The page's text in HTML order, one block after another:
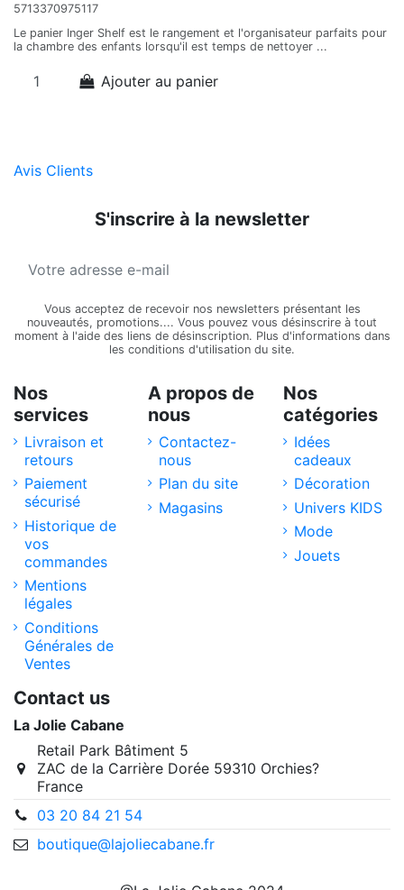
5713370975117
Le panier Inger Shelf est le rangement et l'organisateur parfaits pour
la chambre des enfants lorsqu'il est temps de nettoyer ...
Ajouter au panier
Avis Clients
S'inscrire à la newsletter
Vous acceptez de recevoir nos newsletters présentant les
nouveautés, promotions.... Vous pouvez vous désinscrire à tout
moment à l'aide des liens de désinscription. Plus d'informations dans
les conditions d'utilisation du site.
Nos
services
Livraison et
retours
Paiement
sécurisé
Historique de
vos
commandes
Mentions
légales
Conditions
Générales de
Ventes
A propos de
nous
Contactez-
nous
Plan du site
Magasins
Nos
catégories
Idées
cadeaux
Décoration
Univers KIDS
Mode
Jouets
Contact us
La Jolie Cabane
Retail Park Bâtiment 5
ZAC de la Carrière Dorée 59310 Orchies?
France
03 20 84 21 54
boutique@lajoliecabane.fr